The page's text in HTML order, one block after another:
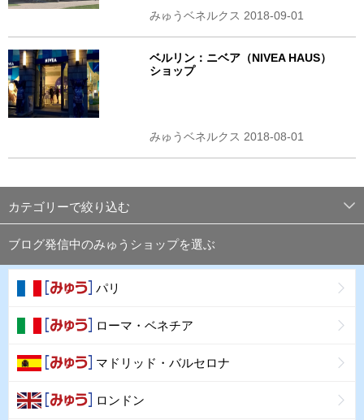
みゅうベネルクス 2018-09-01
ベルリン：ニベア（NIVEA HAUS）
ショップ
みゅうベネルクス 2018-08-01
カテゴリーで絞り込む
ブログ発信中のみゅうショップを選ぶ
パリ
ローマ・ベネチア
マドリッド・バルセロナ
ロンドン